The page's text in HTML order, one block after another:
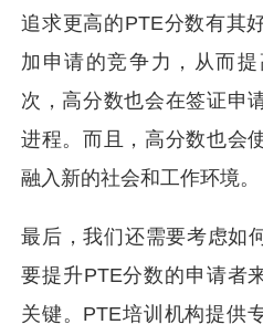
追求更高的PTE分数有其
加申请的竞争力，从而
次，高分数也会在签证申
进程。而且，高分数也会
融入新的社会和工作环境。
最后，我们还需要考虑如
要提升PTE分数的申请者
关键。PTE培训机构提供